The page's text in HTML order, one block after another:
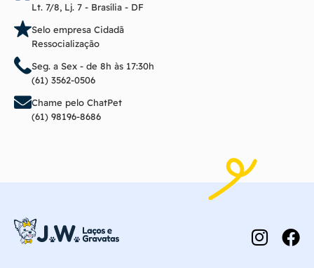
Lt. 7/8, Lj. 7 - Brasília - DF
Selo empresa Cidadã
Ressocialização
Seg. a Sex - de 8h às 17:30h
(61) 3562-0506
Chame pelo ChatPet
(61) 98196-8686